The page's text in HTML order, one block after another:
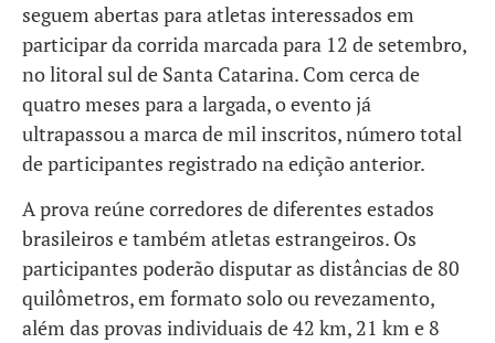
seguem abertas para atletas interessados em
participar da corrida marcada para 12 de setembro,
no litoral sul de Santa Catarina. Com cerca de
quatro meses para a largada, o evento já
ultrapassou a marca de mil inscritos, número total
de participantes registrado na edição anterior.
A prova reúne corredores de diferentes estados
brasileiros e também atletas estrangeiros. Os
participantes poderão disputar as distâncias de 80
quilômetros, em formato solo ou revezamento,
além das provas individuais de 42 km, 21 km e 8